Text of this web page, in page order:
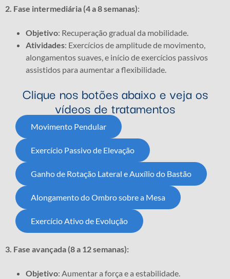
2. Fase intermediária (4 a 8 semanas):
Objetivo: Recuperação gradual da mobilidade.
Atividades: Exercícios de amplitude de movimento,
alongamentos suaves, e início de exercícios passivos
assistidos para aumentar a flexibilidade.
Clique nos botões abaixo e veja os
vídeos de tratamentos
Movimento Pendular
Exercício Passivo de Elevação
Ganho de Rotação Lateral e Auxílio do Bastão
Alongamento do Ombro sobre a Mesa
Exercício Ativo de Evolução
3. Fase avançada (8 a 12 semanas):
Objetivo: Aumentar a força e a estabilidade.